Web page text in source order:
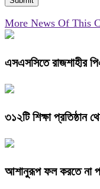
More News Of This
এসএসসিতে রাজশাহীর
৩১২টি শিক্ষা প্রতিষ্ঠান
আশানুরূপ ফল করতে না